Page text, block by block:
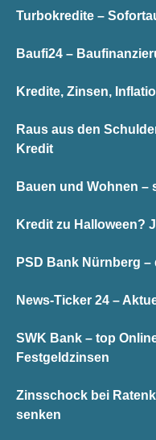
Turbokredite –
Baufi24 –
Kredite, Zinsen,
Raus aus den
Kredit
Bauen und Wohnen –
Kredit zu Halloween?
PSD Bank Nürnberg
News-Ticker 24 –
SWK Bank – top
Festgeldzinsen
Zinsschock bei
senken